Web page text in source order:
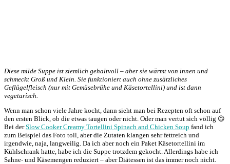
Diese milde Suppe ist ziemlich gehaltvoll – aber sie wärmt von innen und
schmeckt Groß und Klein. Sie funktioniert auch ohne zusätzliches
Geflügelfleisch (nur mit Gemüsebrühe und Käsetortellini) und ist dann
vegetarisch.
Wenn man schon viele Jahre kocht, dann sieht man bei Rezepten oft schon auf
den ersten Blick, ob die etwas taugen oder nicht. Oder man vertut sich völlig 😉
Bei derSlow Cooker Creamy Tortellini Spinach and Chicken Soup fand ich
zum Beispiel das Foto toll, aber die Zutaten klangen sehr fettreich und
irgendwie, naja, langweilig. Da ich aber noch ein Paket Käsetortellini im
Kühlschrank hatte, habe ich die Suppe trotzdem gekocht. Allerdings habe ich
Sahne- und Käsemengen reduziert – aber Diätessen ist das immer noch nicht.